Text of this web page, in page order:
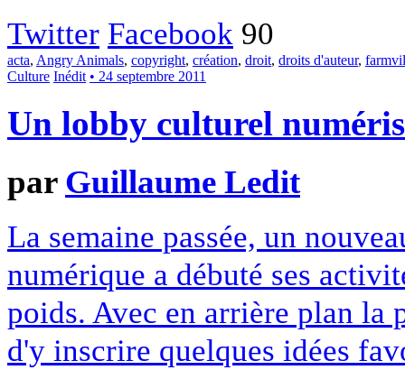
Twitter Facebook 90
acta, Angry Animals, copyright, création, droit, droits d'auteur,
Culture Inédit • 24 septembre 2011
Un lobby culturel
par Guillaume Ledit
La semaine passée, un
numérique a débuté ses
poids. Avec en arrière plan la
d'y inscrire quelques idées